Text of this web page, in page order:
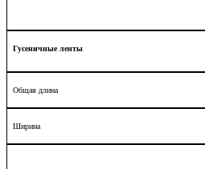
Гусеничные ленты
Общая длина
Ширина